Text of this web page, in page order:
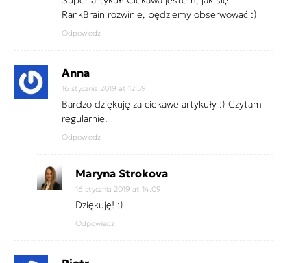
RankBrain rozwinie, będziemy obserwować :)
Odpowiedz
Anna
16 stycznia 2019 at 12:59
Bardzo dziękuję za ciekawe artykuły :) Czytam
regularnie.
Odpowiedz
Maryna Strokova
16 stycznia 2019 at 14:09
Dziękuję! :)
Odpowiedz